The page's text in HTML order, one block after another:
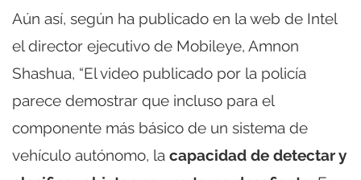
Aún así, según ha publicado en la web de Intel
el director ejecutivo de Mobileye, Amnon
Shashua, “El video publicado por la policía
parece demostrar que incluso para el
componente más básico de un sistema de
vehículo autónomo, la capacidad de detectar y